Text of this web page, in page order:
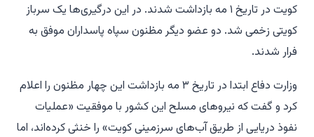
کویت در تاریخ ۱ مه بازداشت شدند. در این درگیری‌ها یک سرباز
کویتی زخمی شد. دو عضو دیگر مظنون سپاه پاسداران موفق به
فرار شدند.
وزارت دفاع ابتدا در تاریخ ۳ مه بازداشت این چهار مظنون را اعلام
کرد و گفت که نیروهای مسلح این کشور با موفقیت «عملیات
نفوذ دریایی از طریق آب‌های سرزمینی کویت» را خنثی کرده‌اند، اما